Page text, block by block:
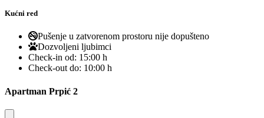
Kućni red
Pušenje u zatvorenom prostoru nije dopušteno
Dozvoljeni ljubimci
Check-in od: 15:00 h
Check-out do: 10:00 h
Apartman Prpić 2